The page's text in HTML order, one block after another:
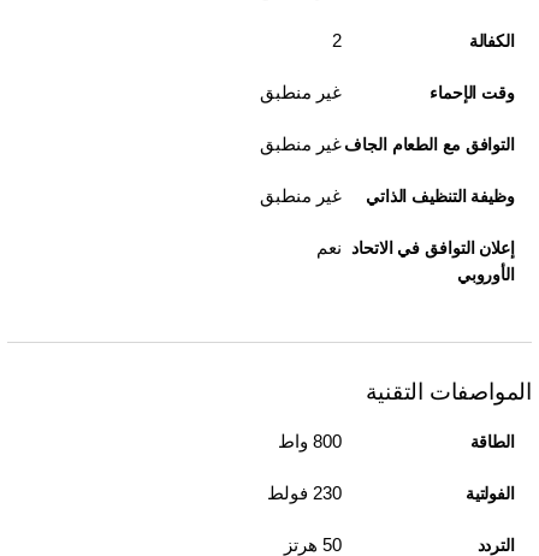
الكفالة 2
وقت الإحماء غير منطبق
التوافق مع الطعام الجافغير منطبق
وظيفة التنظيف الذاتي غير منطبق
إعلان التوافق في الاتحاد
الأوروبي
نعم
المواصفات التقنية
الطاقة 800 واط
الفولتية 230 فولط
التردد 50 هرتز